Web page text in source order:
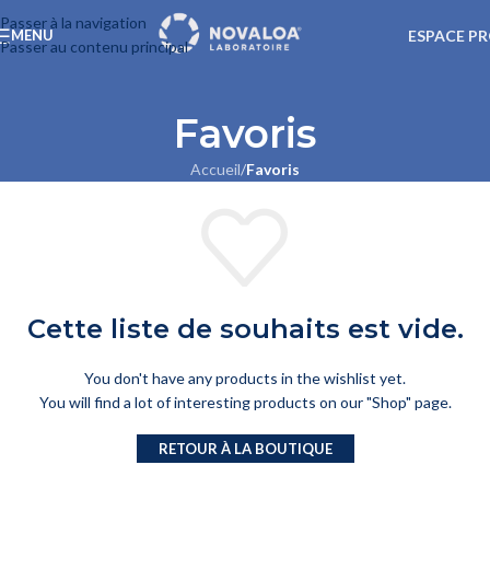
Passer à la navigation
Passer au contenu principal
MENU ESPACE
Favoris
Accueil/Favoris
Cette liste de souhaits est vide.
You don't have any products in the wishlist yet.
You will find a lot of interesting products on our "Shop" page.
RETOUR À LA BOUTIQUE